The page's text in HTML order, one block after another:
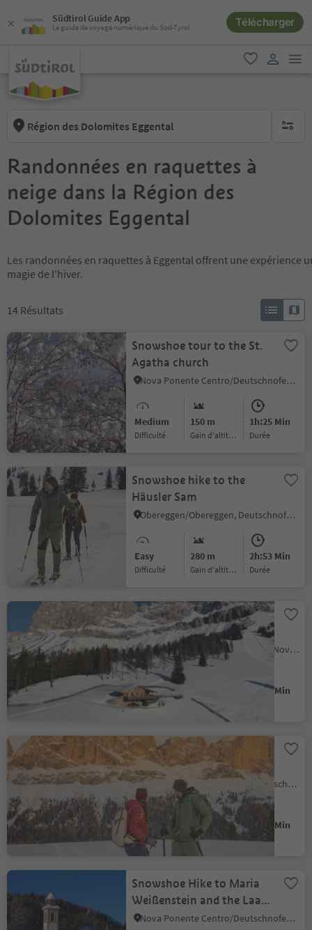
Südtirol Guide App
Le guide de voyage numérique du Sud-Tyrol Télécharger
favori
Région des Dolomites Eggental aucun
Randonnées en raquettes à
neige dans la Région des
Dolomites Eggental
Les randonnées en raquettes à Eggental offrent une expérience
magie de l'hiver.
14 Résultats
Snowshoe tour to the St.
Agatha church
Nova Ponente Centro/Deutschnofen Dorf, Deutschnofen/Nova Ponente, Dolomites Region Eggental
Medium
Difficulté
150 m
Gain d'altitude
1h:25 Min
durée
Snowshoe hike to the
Häusler Sam
Obereggen/Obereggen, Deutschnofen/Nova Ponente, Dolomites Region Eggental
Easy
Difficulté
280 m
Gain d'altitude
2h:53 Min
durée
Winter walk to the
Messnerjoch mountain
hut
Carezza/Karersee, Welschnofen/Nova Levante, Dolomites Region Eggental
Easy
Difficulté Gain d'altitude
1h:13 Min
Snowshoe hike to the Frin
meadows at Karersee |
Carezza
Nova Levante/Welschnofen, Welschnofen/Nova Levante, Dolomites Region Eggental
Easy
Difficulté
330 m
Gain d'altitude
2h:31 Min
Snowshoe Hike to Maria
Weißenstein and the Laab
hut
Nova Ponente Centro/Deutschnofen Dorf, Deutschnofen/Nova Ponente, Dolomites Region Eggental